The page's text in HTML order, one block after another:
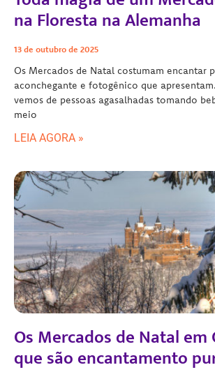
na Floresta na Alemanha
13 de outubro de 2025
Os Mercados de Natal costumam encantar
aconchegante e fotogênico que
vemos de pessoas agasalhadas tomando
meio
LEIA AGORA »
Os Mercados de Natal em
que são encantamento